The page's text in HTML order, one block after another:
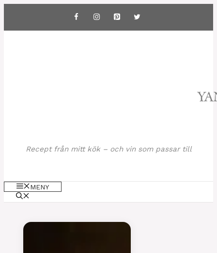
innehåll
Recept från mitt kök – och vin som passar till
MENY